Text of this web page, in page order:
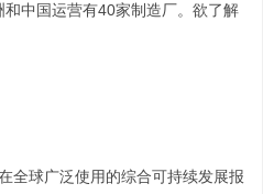
中国运营有40家制造厂。欲了解
全球广泛使用的综合可持续发展报